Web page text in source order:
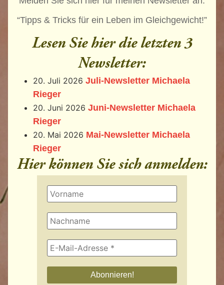
“Tipps & Tricks für ein Leben im Gleichgewicht!”
Lesen Sie hier die letzten 3
Newsletter:
20. Juli 2026 Juli-Newsletter Michaela
Rieger
20. Juni 2026 Juni-Newsletter Michaela
Rieger
20. Mai 2026 Mai-Newsletter Michaela
Rieger
Hier können Sie sich anmelden: